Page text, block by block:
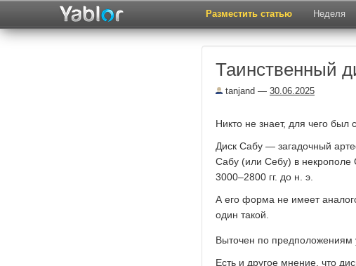
Разместить статью Неделя
Таинственный
tanjand — 30.06.2025
Никто не знает, для чего был
Диск Сабу — загадочный
Сабу (или Себу) в некрополе
3000–2800 гг. до н. э.
А его форма не имеет
один такой.
Выточен по предположениям
Есть и другое мнение, что